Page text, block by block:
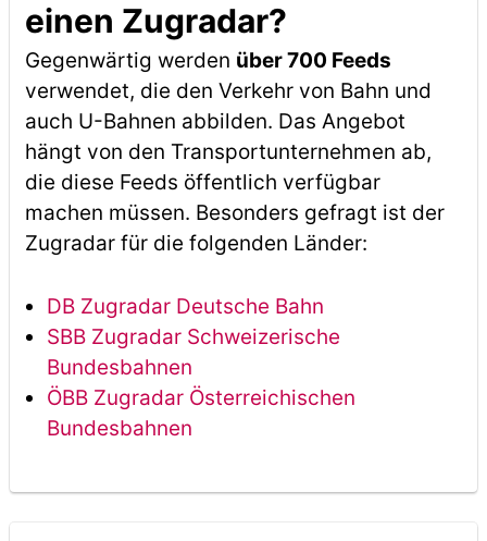
einen Zugradar?
Gegenwärtig werden über 700 Feeds
verwendet, die den Verkehr von Bahn und
auch U-Bahnen abbilden. Das Angebot
hängt von den Transportunternehmen ab,
die diese Feeds öffentlich verfügbar
machen müssen. Besonders gefragt ist der
Zugradar für die folgenden Länder:
DB Zugradar Deutsche Bahn
SBB Zugradar Schweizerische
Bundesbahnen
ÖBB Zugradar Österreichischen
Bundesbahnen